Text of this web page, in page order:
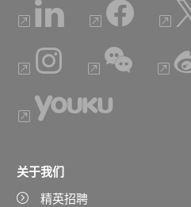
关于我们
精英招聘